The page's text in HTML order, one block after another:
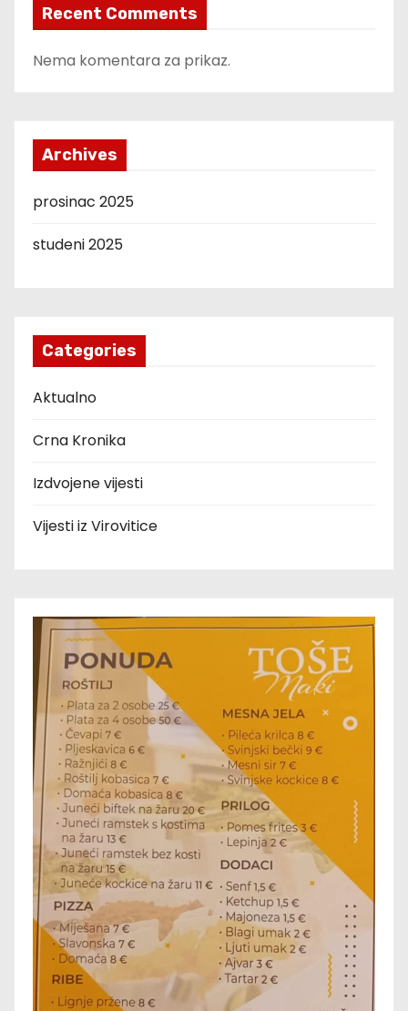
Recent Comments
Nema komentara za prikaz.
Archives
prosinac 2025
studeni 2025
Categories
Aktualno
Crna Kronika
Izdvojene vijesti
Vijesti iz Virovitice